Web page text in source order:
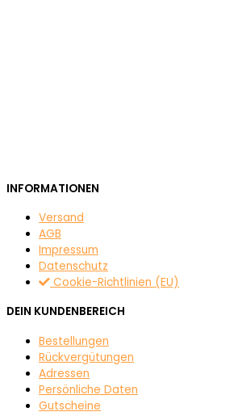
INFORMATIONEN
Versand
AGB
Impressum
Datenschutz
Cookie-Richtlinien (EU)
DEIN KUNDENBEREICH
Bestellungen
Rückvergütungen
Adressen
Persönliche Daten
Gutscheine